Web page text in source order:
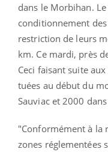
dans le Morbihan.
conditionnement
restriction de leurs
km. Ce mardi, près
Ceci faisant suite
tuées au début du
Sauviac et 2000
"Conformément à la
zones réglementées